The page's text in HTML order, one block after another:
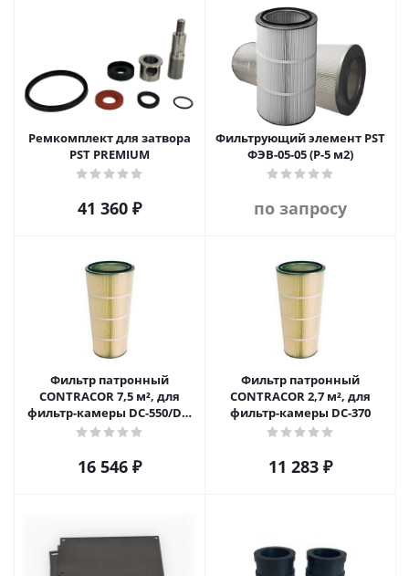
Ремкомплект для затвора
PST PREMIUM
41 360 ₽
Фильтрующий элемент PST
ФЭВ-05-05 (Р-5 м2)
по запросу
Фильтр патронный
CONTRACOR 7,5 м², для
фильтр-камеры DC-550/DC-
1100
16 546 ₽
Фильтр патронный
CONTRACOR 2,7 м², для
фильтр-камеры DC-370
11 283 ₽